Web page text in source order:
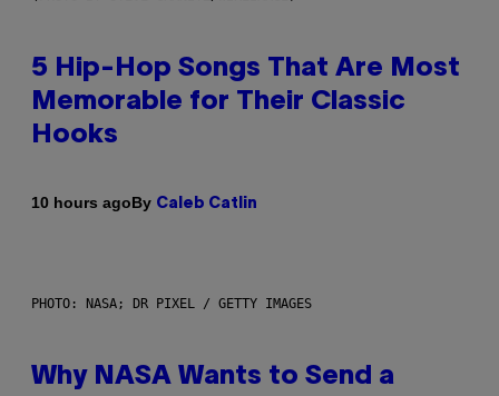
5 Hip-Hop Songs That Are Most
Memorable for Their Classic
Hooks
10 hours agoBy Caleb Catlin
PHOTO: NASA; DR PIXEL / GETTY IMAGES
Why NASA Wants to Send a